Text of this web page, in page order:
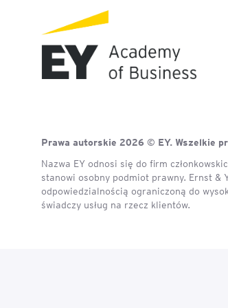
Prawo
AI w
Prawa autorskie 2026 © EY. Wszelkie
Nazwa EY odnosi się do firm
stanowi osobny podmiot prawny. Ernst &
odpowiedzialnością ograniczoną do
świadczy usług na rzecz klientów.